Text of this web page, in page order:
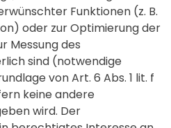
Funktionen (z. B.
oder zur Optimierung der
Messung des
sind (notwendige
von Art. 6 Abs. 1 lit. f
keine andere
wird. Der